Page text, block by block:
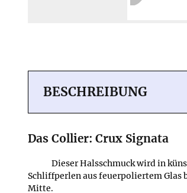
BESCHREIBUNG
Das Collier: Crux Signata
Dieser Halsschmuck wird in
Schliffperlen aus feuerpoliertem Glas
Mitte.